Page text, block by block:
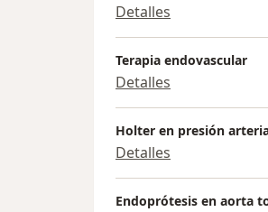
Detalles
Terapia endovascular
Detalles
Holter en presión
Detalles
Endoprótesis en aorta